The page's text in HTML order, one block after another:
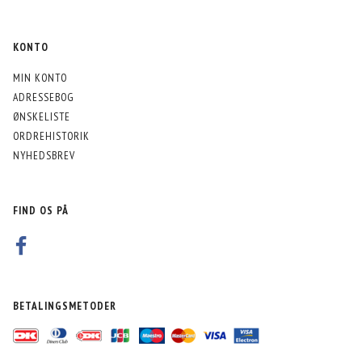
KONTO
MIN KONTO
ADRESSEBOG
ØNSKELISTE
ORDREHISTORIK
NYHEDSBREV
FIND OS PÅ
BETALINGSMETODER